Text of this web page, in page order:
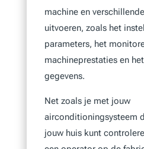
machine en
uitvoeren, zoals het
parameters, het
machineprestaties en
gegevens.
Net zoals je met jouw
airconditioningsysteem
jouw huis kunt